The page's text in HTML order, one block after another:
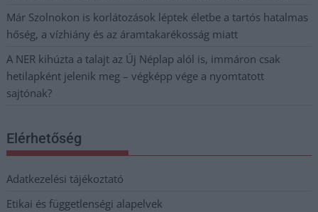
Már Szolnokon is korlátozások léptek életbe a tartós hatalmas
hőség, a vízhiány és az áramtakarékosság miatt
A NER kihúzta a talajt az Új Néplap alól is, immáron csak
hetilapként jelenik meg – végképp vége a nyomtatott
sajtónak?
Elérhetőség
Adatkezelési tájékoztató
Etikai és függetlenségi alapelvek